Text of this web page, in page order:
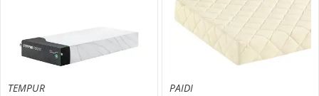
TEMPUR
PAIDI